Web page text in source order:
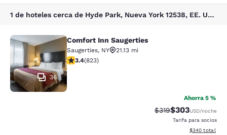
1 de hoteles cerca de Hyde Park, Nueva York 12538, EE. UU. coinciden con tus filtros
Comfort Inn Saugerties
36
Comfort Inn Saugerties
Saugerties, NY
21.13 mi
calificación de 3.43 estrellas. Bueno. 823 reseñas
3.4(823)
Ahorra 5 %
Precio tachado:
$319Precio con
$303USD/noche
Tarifa para socios
Ver detalles
$340 total